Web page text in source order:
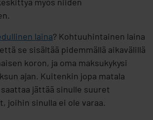
laina? Kohtuuhintainen laina
se sisältää pidemmällä aikavälillä
koron, ja oma maksukykysi
ajan. Kuitenkin jopa matala
jättää sinulle suuret
joihin sinulla ei ole varaa.